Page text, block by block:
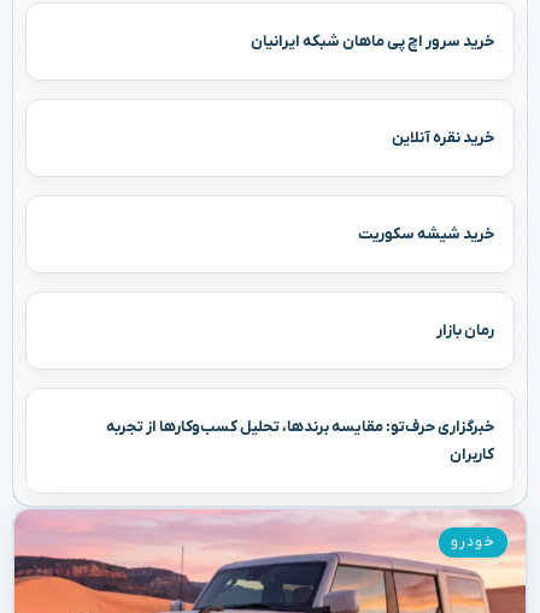
خرید سرور اچ پی ماهان شبکه ایرانیان
خرید نقره آنلاین
خرید شیشه سکوریت
رمان بازار
خبرگزاری حرف‌تو: مقایسه برندها، تحلیل کسب‌وکارها از تجربه
کاربران
خودرو